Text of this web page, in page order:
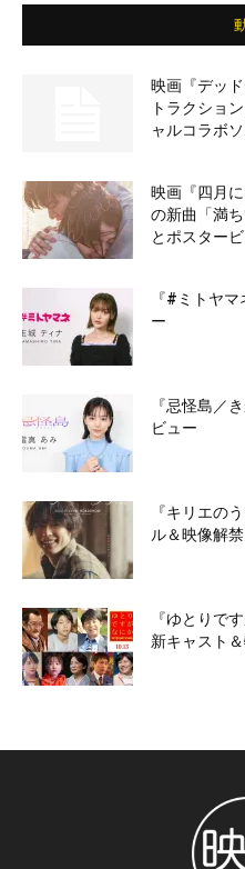
映画『デッ
トラクショ
ャルコラボ
映画『四月
の新曲「満
とポスター
『#ミトヤ
ー
『忌怪島／
ビュー
『キリエの
ル＆映像解禁
『ゆとりで
新キャスト